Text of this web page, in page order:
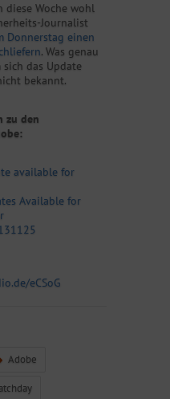
diese Woche wohl
Journalist
Donnerstag einen
. Was genau
das Update
bekannt.
zu den
available for
Available for
eCSoG
Adobe